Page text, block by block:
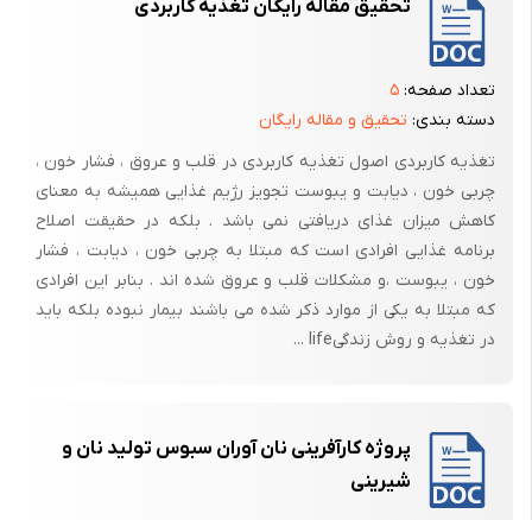
تحقیق مقاله رایگان تغذیه کاربردی
تعداد صفحه: ۵
دسته بندی: تحقیق و مقاله رایگان
تغذیه کاربردی اصول تغذیه کاربردی در قلب و عروق ، فشار خون ،
چربی خون ، دیابت و یبوست تجویز رژیم غذایی همیشه به معنای
کاهش میزان غذای دریافتی نمی باشد . بلکه در حقیقت اصلاح
برنامه غذایی افرادی است که مبتلا به چربی خون ، دیابت ، فشار
خون ، یبوست ،و مشکلات قلب و عروق شده اند . بنابر این افرادی
که مبتلا به یکی از موارد ذکر شده می باشند بیمار نبوده بلکه باید
در تغذیه و روش زندگیlife ...
پروژه کارآفرینی نان آوران سبوس تولید نان و
شیرینی